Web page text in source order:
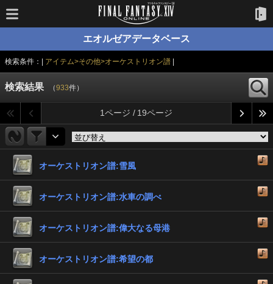
エオルゼアデータベース
検索条件：| アイテム>その他>オーケストリオン譜|
検索結果 （933件）
1ページ / 19ページ
オーケストリオン譜:雪風
オーケストリオン譜:水車の調べ
オーケストリオン譜:偉大なる母港
オーケストリオン譜:希望の都